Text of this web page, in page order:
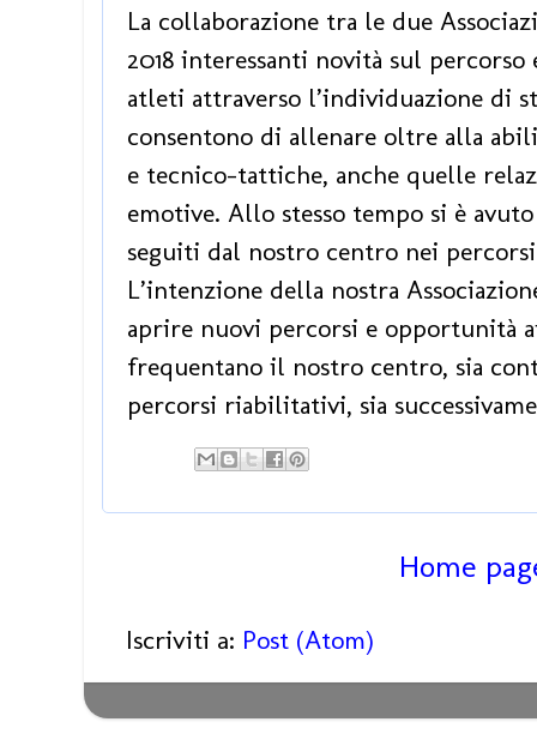
La collaborazione tra le due
2018 interessanti novità sul
atleti attraverso l’individuazione di
consentono di allenare oltre alla
e tecnico-tattiche, anche quelle
emotive. Allo stesso tempo si è
seguiti dal nostro centro nei
L’intenzione della nostra
aprire nuovi percorsi e opportunità
frequentano il nostro centro, sia
percorsi riabilitativi, sia
Home
Iscriviti a: Post (Atom)